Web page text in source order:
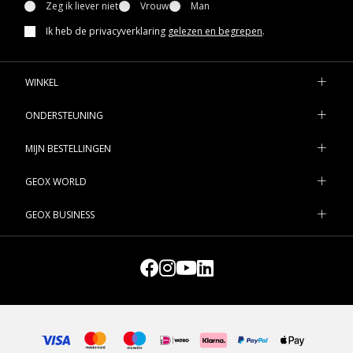
Zeg ik liever niet Vrouw
Man
Ik heb de privacyverklaring gelezen en begrepen.
WINKEL
ONDERSTEUNING
MIJN BESTELLINGEN
GEOX WORLD
GEOX BUSINESS